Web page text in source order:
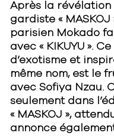
Après la
gardiste «
parisien Mokado
avec « KIKUYU ».
d’exotisme et
même nom, est le
avec Sofiya Nzau.
seulement dans
« MASKOJ »,
annonce